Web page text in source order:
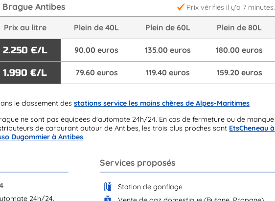
Prix vérifiés il y'a 7 minutes.
Antibes
Prix au litre Plein de 40L Plein de 60L Plein de 80L
2.250 €/L 90.00 euros 135.00 euros 180.00 euros
1.990 €/L 79.60 euros 119.40 euros 159.20 euros
le classement desstations service les moins chères de Alpes-Maritimes
ne sont pas équipées d'automate 24h/24. En cas de fermeture ou de manque
de carburant autour de Antibes, les trois plus proches sont EtsCheneau à
Dugommier à Antibes.
24h/24.
Services proposés
Station de gonflage